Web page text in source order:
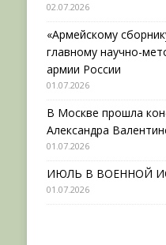
02.07.2026
«Армейскому
главному научно-
армии России
01.07.2026
В Москве прошла
Александра
01.07.2026
ИЮЛЬ В ВОЕННОЙ
01.07.2026